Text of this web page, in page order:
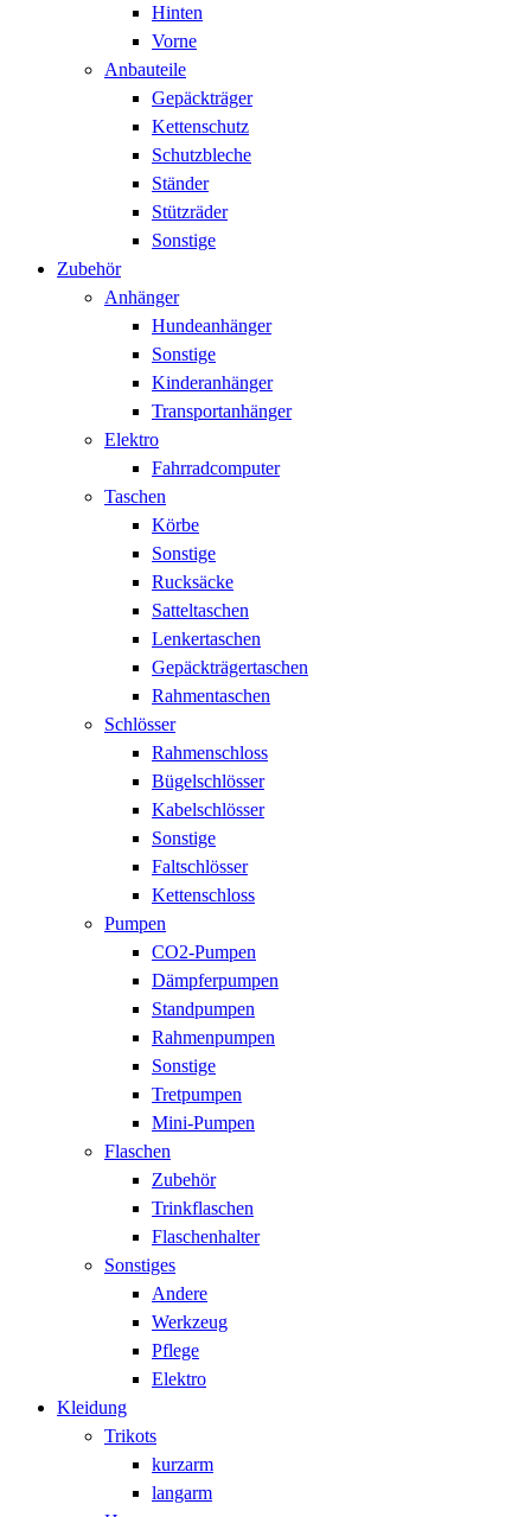
Hinten
Vorne
Anbauteile
Gepäckträger
Kettenschutz
Schutzbleche
Ständer
Stützräder
Sonstige
Zubehör
Anhänger
Hundeanhänger
Sonstige
Kinderanhänger
Transportanhänger
Elektro
Fahrradcomputer
Taschen
Körbe
Sonstige
Rucksäcke
Satteltaschen
Lenkertaschen
Gepäckträgertaschen
Rahmentaschen
Schlösser
Rahmenschloss
Bügelschlösser
Kabelschlösser
Sonstige
Faltschlösser
Kettenschloss
Pumpen
CO2-Pumpen
Dämpferpumpen
Standpumpen
Rahmenpumpen
Sonstige
Tretpumpen
Mini-Pumpen
Flaschen
Zubehör
Trinkflaschen
Flaschenhalter
Sonstiges
Andere
Werkzeug
Pflege
Elektro
Kleidung
Trikots
kurzarm
langarm